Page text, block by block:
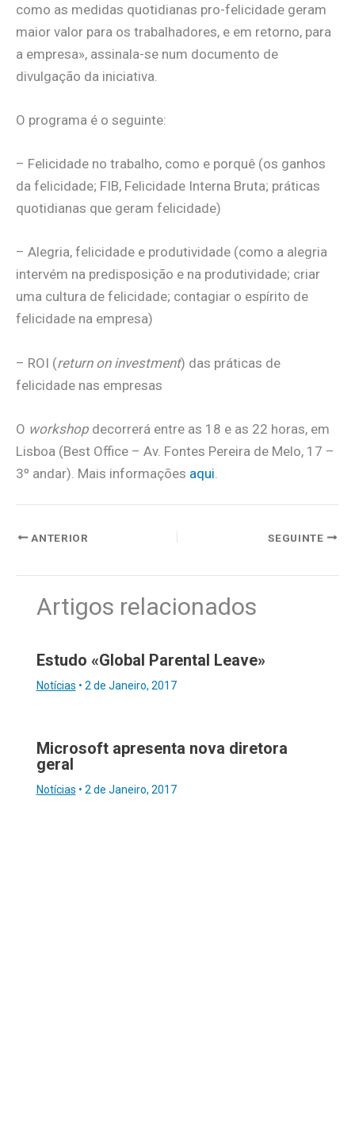
como as medidas quotidianas pro-felicidade geram
maior valor para os trabalhadores, e em retorno, para
a empresa», assinala-se num documento de
divulgação da iniciativa.
O programa é o seguinte:
– Felicidade no trabalho, como e porquê (os ganhos
da felicidade; FIB, Felicidade Interna Bruta; práticas
quotidianas que geram felicidade)
– Alegria, felicidade e produtividade (como a alegria
intervém na predisposição e na produtividade; criar
uma cultura de felicidade; contagiar o espírito de
felicidade na empresa)
– ROI (return on investment) das práticas de
felicidade nas empresas
O workshop decorrerá entre as 18 e as 22 horas, em
Lisboa (Best Office – Av. Fontes Pereira de Melo, 17 –
3º andar). Mais informações aqui
ANTERIOR SEGUINTE
Artigos relacionados
Estudo «Global Parental Leave»
Notícias • 2 de Janeiro, 2017
Microsoft apresenta nova diretora
geral
Notícias • 2 de Janeiro, 2017